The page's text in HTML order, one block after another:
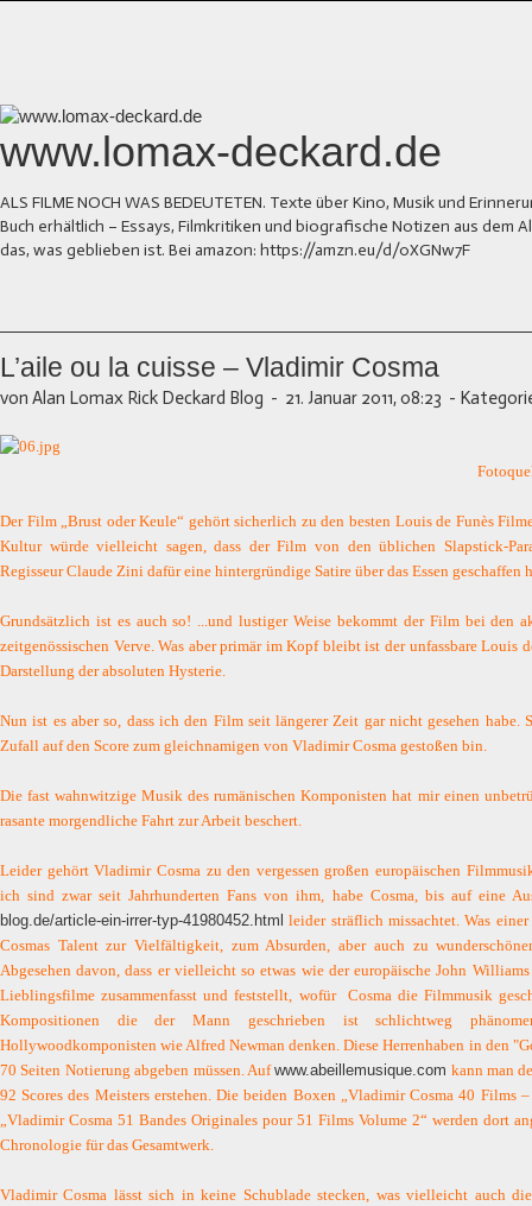
www.lomax-deckard.de
ALS FILME NOCH WAS BEDEUTETEN. Texte über Kino, Musik und
Buch erhältlich – Essays, Filmkritiken und biografische Notizen aus dem
das, was geblieben ist. Bei amazon: https://amzn.eu/d/0XGNw7F
L’aile ou la cuisse – Vladimir Cosma
von Alan Lomax Rick Deckard Blog - 21. Januar 2011, 08:23 -
Der Film „Brust oder Keule“ gehört sicherlich zu den besten Louis de Funès
Kultur würde vielleicht sagen, dass der Film von den üblichen Slapstick-
Regisseur Claude Zini dafür eine hintergründige Satire über das Essen geschaffen
Grundsätzlich ist es auch so! ...und lustiger Weise bekommt der Film bei den
zeitgenössischen Verve. Was aber primär im Kopf bleibt ist der unfassbare Louis
Darstellung der absoluten Hysterie.
Nun ist es aber so, dass ich den Film seit längerer Zeit gar nicht gesehen habe.
Zufall auf den Score zum gleichnamigen von Vladimir Cosma gestoßen bin.
Die fast wahnwitzige Musik des rumänischen Komponisten hat mir einen
rasante morgendliche Fahrt zur Arbeit beschert.
Leider gehört Vladimir Cosma zu den vergessen großen europäischen
ich sind zwar seit Jahrhunderten Fans von ihm, habe Cosma, bis auf eine
blog.de/article-ein-irrer-typ-41980452.html leider sträflich missachtet. Was
Cosmas Talent zur Vielfältigkeit, zum Absurden, aber auch zu
Abgesehen davon, dass er vielleicht so etwas wie der europäische John
Lieblingsfilme zusammenfasst und feststellt, wofür Cosma die Filmmusik
Kompositionen die der Mann geschrieben ist schlichtweg
Hollywoodkomponisten wie Alfred Newman denken. Diese Herrenhaben in den
70 Seiten Notierung abgeben müssen. Aufwww.abeillemusique.com kann man
92 Scores des Meisters erstehen. Die beiden Boxen „Vladimir Cosma 40 Films
„Vladimir Cosma 51 Bandes Originales pour 51 Films Volume 2“ werden dort
Chronologie für das Gesamtwerk.
Vladimir Cosma lässt sich in keine Schublade stecken, was vielleicht auch